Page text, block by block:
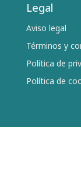
Legal
Aviso legal
Términos y
Política de
Política de